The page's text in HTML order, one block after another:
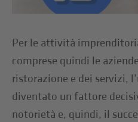
Per le attività
comprese quindi le
ristorazione e dei servizi,
diventato un fattore
notorietà e, quindi, il